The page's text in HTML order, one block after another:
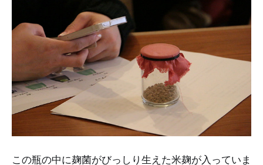
この瓶の中に麹菌がびっしり生えた米麹が入っていま